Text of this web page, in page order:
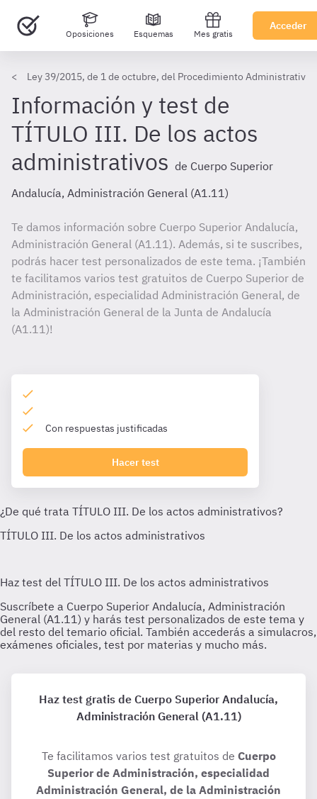
Oposiciones Esquemas Mes gratis
Acceder
Ley 39/2015, de 1 de octubre, del Procedimiento Administrativo
Información y test de
TÍTULO III. De los actos
administrativos de Cuerpo Superior
Andalucía, Administración General (A1.11)
Te damos información sobre Cuerpo Superior Andalucía,
Administración General (A1.11). Además, si te suscribes,
podrás hacer test personalizados de este tema. ¡También
te facilitamos varios test gratuitos de Cuerpo Superior de
Administración, especialidad Administración General, de
la Administración General de la Junta de Andalucía
(A1.11)!
Con respuestas justificadas
Hacer test
Haz test gratis de Cuerpo Superior Andalucía,
Administración General (A1.11)
Te facilitamos varios test gratuitos de Cuerpo
Superior de Administración, especialidad
Administración General, de la Administración